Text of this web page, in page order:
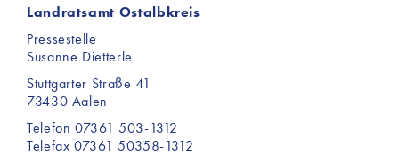
Landratsamt Ostalbkreis
Pressestelle
Susanne Dietterle
Stuttgarter Straße 41
73430 Aalen
Telefon 07361 503-1312
Telefax 07361 50358-1312